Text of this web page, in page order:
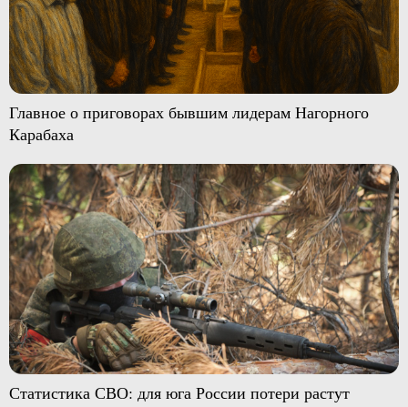
Главное о приговорах бывшим лидерам Нагорного
Карабаха
Статистика СВО: для юга России потери растут